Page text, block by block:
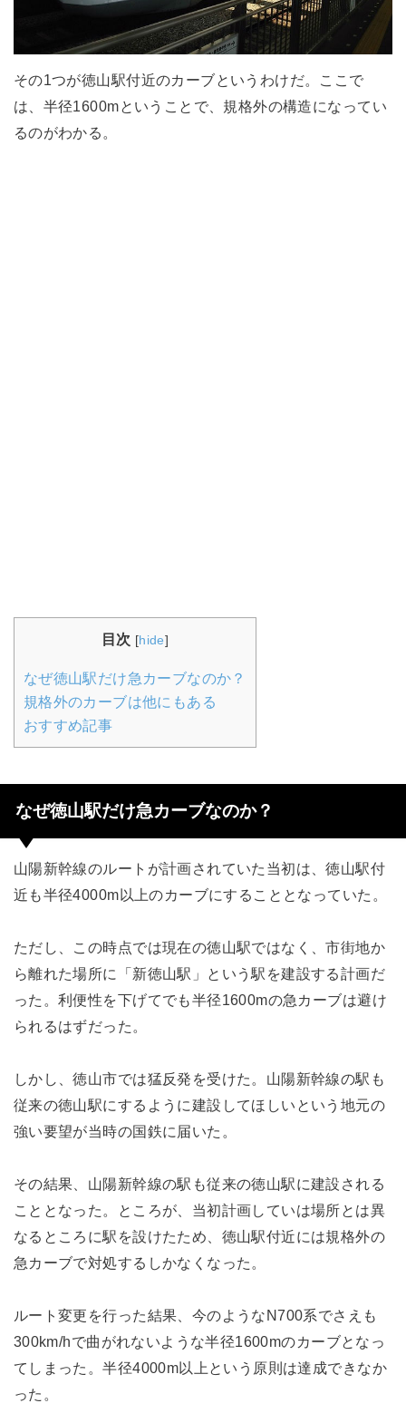
その1つが徳山駅付近のカーブというわけだ。ここで
は、半径1600mということで、規格外の構造になってい
るのがわかる。
目次 [hide]
なぜ徳山駅だけ急カーブなのか？
規格外のカーブは他にもある
おすすめ記事
なぜ徳山駅だけ急カーブなのか？
山陽新幹線のルートが計画されていた当初は、徳山駅付
近も半径4000m以上のカーブにすることとなっていた。
ただし、この時点では現在の徳山駅ではなく、市街地か
ら離れた場所に「新徳山駅」という駅を建設する計画だ
った。利便性を下げてでも半径1600mの急カーブは避け
られるはずだった。
しかし、徳山市では猛反発を受けた。山陽新幹線の駅も
従来の徳山駅にするように建設してほしいという地元の
強い要望が当時の国鉄に届いた。
その結果、山陽新幹線の駅も従来の徳山駅に建設される
こととなった。ところが、当初計画していは場所とは異
なるところに駅を設けたため、徳山駅付近には規格外の
急カーブで対処するしかなくなった。
ルート変更を行った結果、今のようなN700系でさえも
300km/hで曲がれないような半径1600mのカーブとなっ
てしまった。半径4000m以上という原則は達成できなか
った。